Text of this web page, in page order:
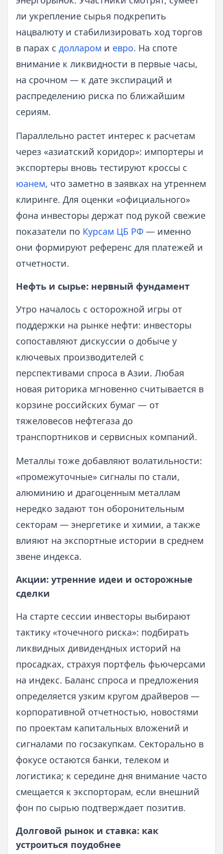
ли укрепление сырья подкрепить
нацвалюту и стабилизировать ход торгов
в парах с долларом и евро. На споте
внимание к ликвидности в первые часы,
на срочном — к дате экспираций и
распределению риска по ближайшим
сериям.
Параллельно растет интерес к расчетам
через «азиатский коридор»: импортеры и
экспортеры вновь тестируют кроссы с
юанем, что заметно в заявках на утреннем
клиринге. Для оценки «официального»
фона инвесторы держат под рукой свежие
показатели по Курсам ЦБ РФ — именно
они формируют референс для платежей и
отчетности.
Нефть и сырье: нервный фундамент
Утро началось с осторожной игры от
поддержки на рынке нефти: инвесторы
сопоставляют дискуссии о добыче у
ключевых производителей с
перспективами спроса в Азии. Любая
новая риторика мгновенно считывается в
корзине российских бумаг — от
тяжеловесов нефтегаза до
транспортников и сервисных компаний.
Металлы тоже добавляют волатильности:
«промежуточные» сигналы по стали,
алюминию и драгоценным металлам
нередко задают тон оборонительным
секторам — энергетике и химии, а также
влияют на экспортные истории в среднем
звене индекса.
Акции: утренние идеи и осторожные
сделки
На старте сессии инвесторы выбирают
тактику «точечного риска»: подбирать
ликвидных дивидендных историй на
просадках, страхуя портфель фьючерсами
на индекс. Баланс спроса и предложения
определяется узким кругом драйверов —
корпоративной отчетностью, новостями
по проектам капитальных вложений и
сигналами по госзакупкам. Секторально в
фокусе остаются банки, телеком и
логистика; к середине дня внимание часто
смещается к экспорторам, если внешний
фон по сырью подтверждает позитив.
Долговой рынок и ставка: как
устроиться поудобнее